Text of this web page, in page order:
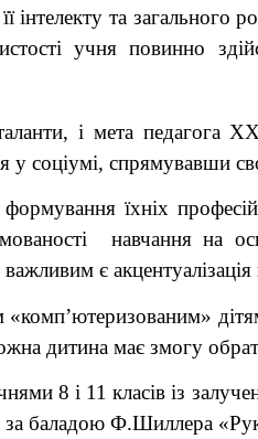
та
учня повинно
і мета педагога
соціумі, спрямувавши
їхніх
навчання на
є
дитина має змогу
8 і 11 класів із
за баладою Ф.Шиллера